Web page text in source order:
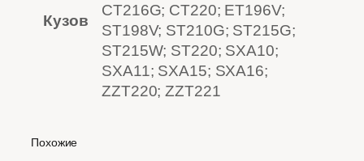
Кузов
CT216G; CT220; ET196V;
ST198V; ST210G; ST215G;
ST215W; ST220; SXA10;
SXA11; SXA15; SXA16;
ZZT220; ZZT221
Похожие